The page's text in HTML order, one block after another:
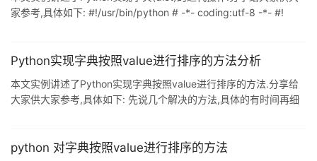
家参考,具体如下: #!/usr/bin/python # -*- coding:utf-8 -*- #!
in d.iterkeys(): print x # 迭代dict的值 for
Python实现字典按照value进行排序的方法分析
本文实例讲述了Python实现字典按照value进行排序的方法.分享给
大家供大家参考,具体如下: 先说几个解决的方法,具体的有时间再细
方法二: import operator sorted(d.items(),key =
python 对字典按照value进行排序的方法